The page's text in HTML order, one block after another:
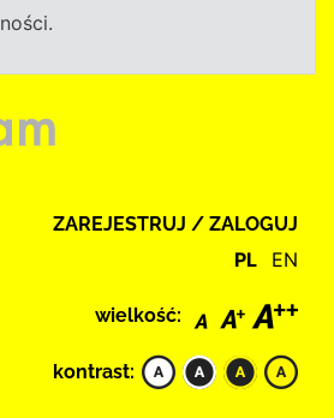
ZAREJESTRUJ / ZALOGUJ
PL EN
wielkość:
kontrast: